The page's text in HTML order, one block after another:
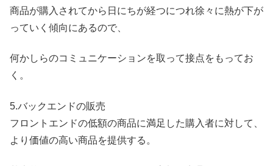
商品が購入されてから日にちが経つにつれ徐々に熱が下が
っていく傾向にあるので、
何かしらのコミュニケーションを取って接点をもってお
く。
5.バックエンドの販売
フロントエンドの低額の商品に満足した購入者に対して、
より価値の高い商品を提供する。